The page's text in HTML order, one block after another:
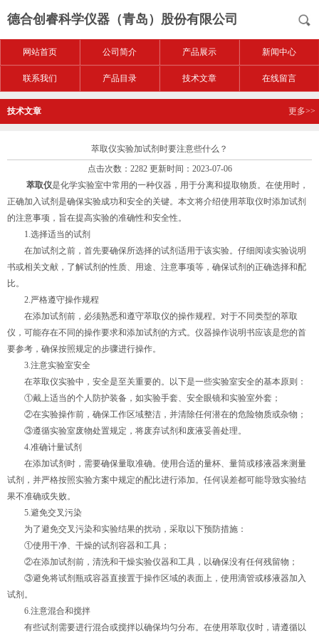
德合创睿科学仪器（青岛）股份有限公司
网站首页 公司简介 产品展示 新闻中心
联系我们 产品目录 技术文章 在线留言
技术文章 更多>>
萃取仪实验加试剂时要注意些什么？
点击次数：2282 更新时间：2023-07-06
萃取仪是化学实验室中常用的一种仪器，用于分离和提取物质。在使用时，
正确加入试剂是确保实验成功和安全的关键。本文将介绍使用萃取仪时添加试剂
的注意事项，旨在提高实验的准确性和安全性。
1.选择适当的试剂
在加试剂之前，首先要确保所选择的试剂适用于该实验。仔细阅读实验说明
书或相关文献，了解试剂的性质、用途、注意事项等，确保试剂的正确选择和配
比。
2.严格遵守操作规程
在添加试剂前，必须熟悉和遵守萃取仪的操作规程。对于不同类型的萃取
仪，可能存在不同的操作要求和添加试剂的方式。仪器操作说明书应该是您的首
要参考，确保按照规定的步骤进行操作。
3.注意实验室安全
在萃取仪实验中，安全是至关重要的。以下是一些实验室安全的基本原则：
①戴上适当的个人防护装备，如实验手套、安全眼镜和实验室外套；
②在实验操作前，确保工作区域整洁，并清除任何潜在的危险物质或杂物；
③遵循实验室废物处置规定，将废弃试剂和废液妥善处理。
4.准确计量试剂
在添加试剂时，需要确保量取准确。使用合适的量杯、量筒或移液器来测量
试剂，并严格按照实验方案中规定的配比进行添加。任何误差都可能导致实验结
果不准确或失败。
5.避免交叉污染
为了避免交叉污染和实验结果的扰动，采取以下预防措施：
①使用干净、干燥的试剂容器和工具；
②在添加试剂前，清洗和干燥实验仪器和工具，以确保没有任何残留物；
③避免将试剂瓶或容器直接置于操作区域的表面上，使用滴管或移液器加入
试剂。
6.注意混合和搅拌
有些试剂需要进行混合或搅拌以确保均匀分布。在使用萃取仪时，请遵循以